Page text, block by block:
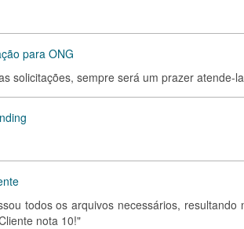
para ONG
solicitações, sempre será um prazer atende-
todos os arquivos necessários, resultando
nota 10!"